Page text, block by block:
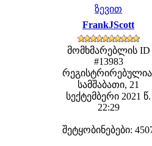
ზევით
FrankJScott
მომხმარებლის ID
#13983
სამშაბათი, 21
სექტემბერი 2021 წ.
22:29
შეტყობინებები: